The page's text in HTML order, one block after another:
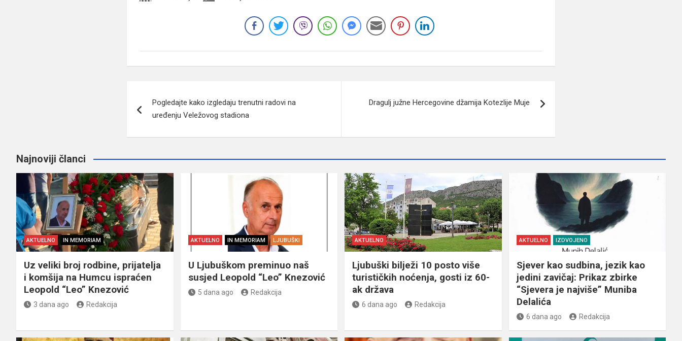
članaka
Pogledajte kako izgledaju trenutni radovi na
uređenju Veležovog stadiona
Dragulj južne Hercegovine džamija Kotezlije Muje
Najnoviji članci
AKTUELNO IN MEMORIAM
Uz veliki broj rodbine, prijatelja
i komšija na Humcu ispraćen
Leopold “Leo” Knezović
3 dana ago Redakcija
AKTUELNO IN MEMORIAM LJUBUŠKI
U Ljubuškom preminuo naš
susjed Leopold “Leo” Knezović
5 dana ago Redakcija
AKTUELNO
Ljubuški bilježi 10 posto više
turističkih noćenja, gosti iz 60-
ak država
6 dana ago Redakcija
AKTUELNO IZDVOJENO
Sjever kao sudbina, jezik kao
jedini zavičaj: Prikaz zbirke
“Sjevera je najviše” Muniba
Delalića
6 dana ago Redakcija